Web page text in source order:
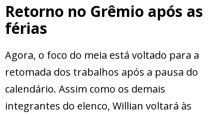
Retorno no Grêmio após as
férias
Agora, o foco do meia está voltado para a
retomada dos trabalhos após a pausa do
calendário. Assim como os demais
integrantes do elenco, Willian voltará às